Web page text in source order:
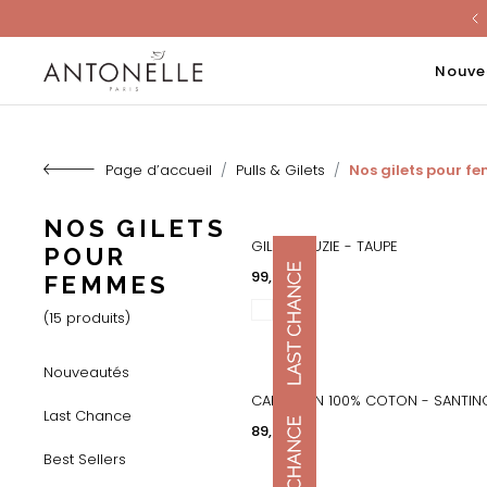
Last
Page d’accueil Pulls & Gilets Nos gilets pour
NOS GILETS
POUR
FEMMES
(15 produits)
Nouveautés
Last Chance
Best Sellers
GILET - SUZIE - TAUPE
Prix
99,00 €
CARDIGAN 100% COTON -
Prix
89,00 €